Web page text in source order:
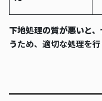
下地処理の質が悪いと
うため、適切な処理を行